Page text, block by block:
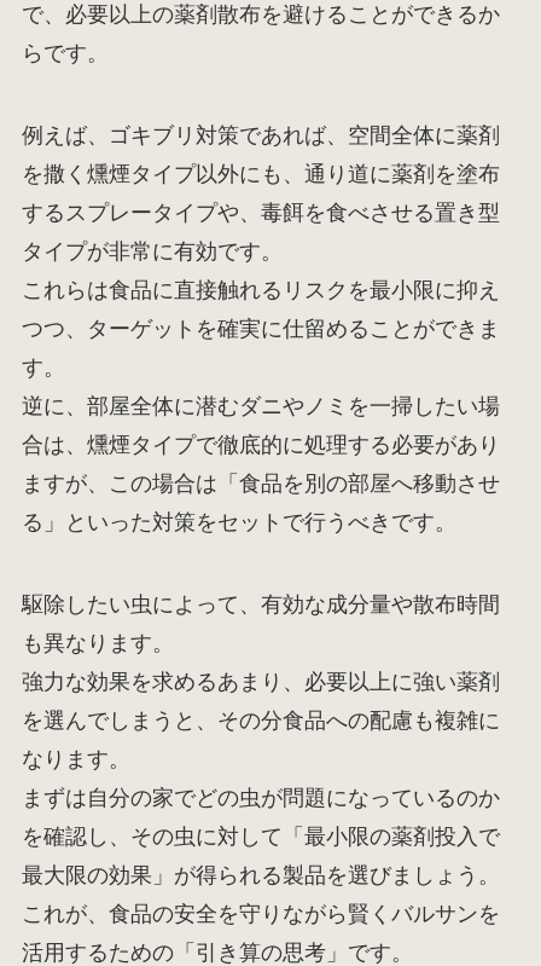
で、必要以上の薬剤散布を避けることができるか
らです。
例えば、ゴキブリ対策であれば、空間全体に薬剤
を撒く燻煙タイプ以外にも、通り道に薬剤を塗布
するスプレータイプや、毒餌を食べさせる置き型
タイプが非常に有効です。
これらは食品に直接触れるリスクを最小限に抑え
つつ、ターゲットを確実に仕留めることができま
す。
逆に、部屋全体に潜むダニやノミを一掃したい場
合は、燻煙タイプで徹底的に処理する必要があり
ますが、この場合は「食品を別の部屋へ移動させ
る」といった対策をセットで行うべきです。
駆除したい虫によって、有効な成分量や散布時間
も異なります。
強力な効果を求めるあまり、必要以上に強い薬剤
を選んでしまうと、その分食品への配慮も複雑に
なります。
まずは自分の家でどの虫が問題になっているのか
を確認し、その虫に対して「最小限の薬剤投入で
最大限の効果」が得られる製品を選びましょう。
これが、食品の安全を守りながら賢くバルサンを
活用するための「引き算の思考」です。